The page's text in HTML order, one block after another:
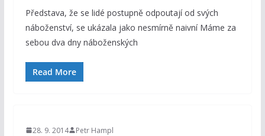
Představa, že se lidé postupně odpoutají od svých
náboženství, se ukázala jako nesmírně naivní Máme za
sebou dva dny náboženských
Read More
28. 9. 2014 Petr Hampl